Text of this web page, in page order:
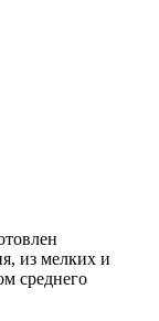
из мелких и
среднего